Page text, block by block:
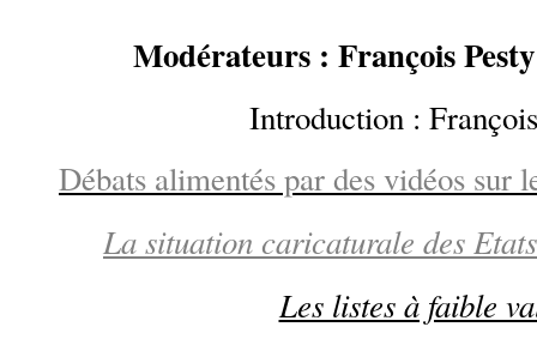
Modérateurs : François
Introduction :
Débats alimentés par des vidéos sur
La situation caricaturale des
Les listes à faible